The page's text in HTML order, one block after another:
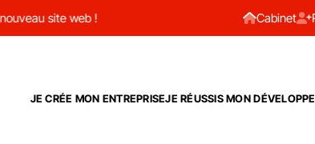
site web ! Cabinet
JE CRÉE MON ENTREPRISEJE RÉUSSIS MON